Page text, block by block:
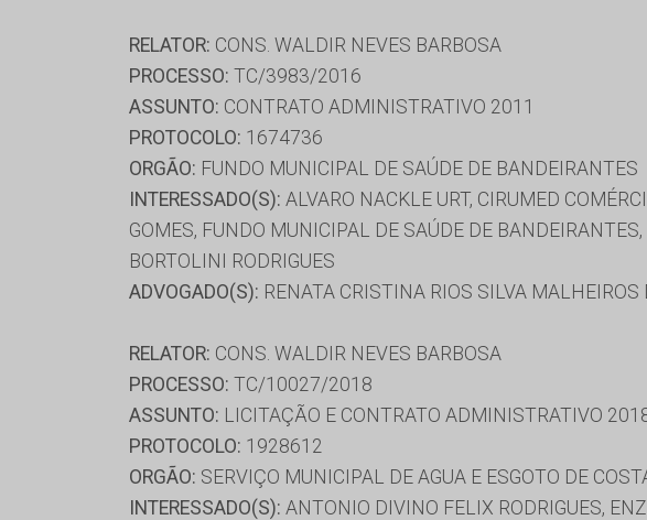
RELATOR: CONS. WALDIR NEVES BARBOSA
PROCESSO: TC/3983/2016
ASSUNTO: CONTRATO ADMINISTRATIVO 2011
PROTOCOLO: 1674736
ORGÃO: FUNDO MUNICIPAL DE SAÚDE DE BANDEIRANTES
INTERESSADO(S): ALVARO NACKLE URT, CIRUMED
GOMES, FUNDO MUNICIPAL DE SAÚDE DE
BORTOLINI RODRIGUES
ADVOGADO(S): RENATA CRISTINA RIOS SILVA MALHEIROS
RELATOR: CONS. WALDIR NEVES BARBOSA
PROCESSO: TC/10027/2018
ASSUNTO: LICITAÇÃO E CONTRATO ADMINISTRATIVO
PROTOCOLO: 1928612
ORGÃO: SERVIÇO MUNICIPAL DE AGUA E ESGOTO DE
INTERESSADO(S): ANTONIO DIVINO FELIX RODRIGUES,